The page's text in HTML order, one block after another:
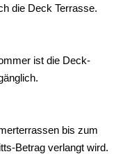
die Deck Terrasse.
ist die Deck-
bis zum
Betrag verlangt wird.